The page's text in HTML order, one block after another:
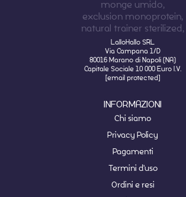
LalloHallo SRL
Via Campana 1/D
80016 Marano di Napoli (NA)
Capitale Sociale 10 000 Euro I.V.
[email protected]
INFORMAZIONI
Chi siamo
Privacy Policy
Pagamenti
Termini d'uso
Ordini e resi